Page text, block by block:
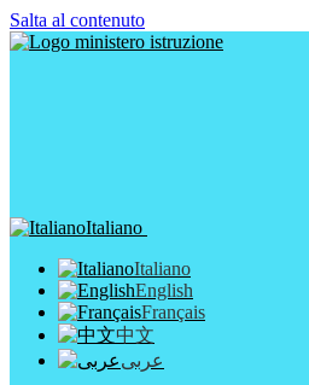
Salta al contenuto
Italiano
Italiano
English
Français
中文
عربى